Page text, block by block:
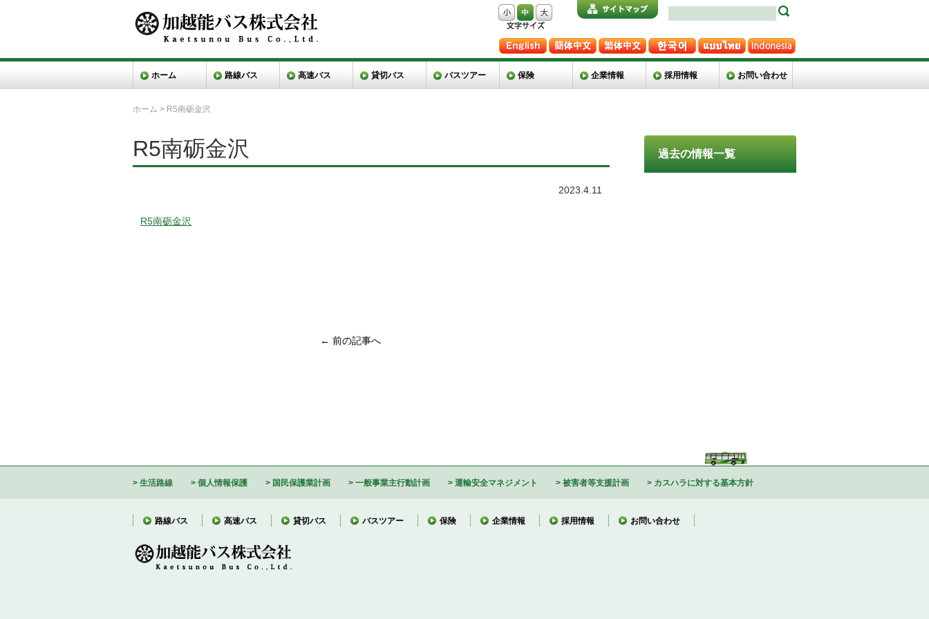
ホーム 路線バス 高速バス 貸切バス バスツアー 保険 企業情報 採用情報 お問い合わせ
ホーム > R5南砺金沢
過去の情報一覧
R5南砺金沢
2023.4.11
R5南砺金沢
← 前の記事へ
生活路線 個人情報保護 国民保護業計画 一般事業主行動計画 運輸安全マネジメント 被害者等支援計画 カスハラに対する基本方針
路線バス 高速バス 貸切バス バスツアー 保険 企業情報 採用情報 お問い合わせ